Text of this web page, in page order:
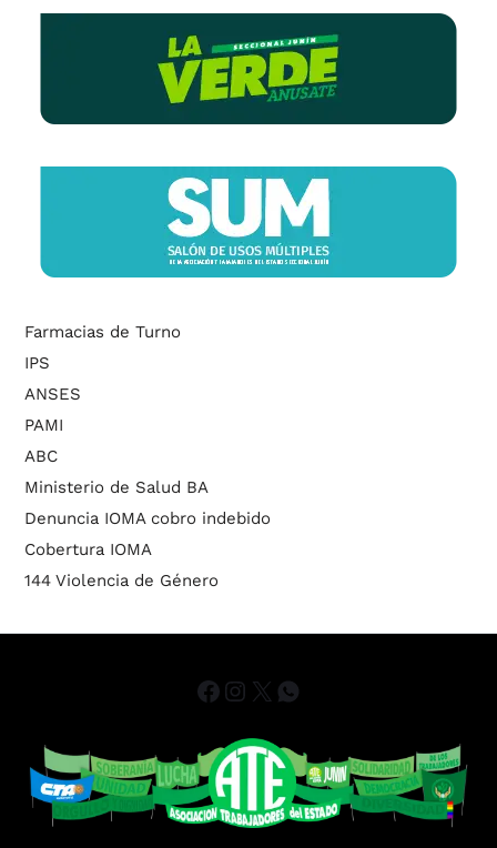
Farmacias de Turno
IPS
ANSES
PAMI
ABC
Ministerio de Salud BA
Denuncia IOMA cobro indebido
Cobertura IOMA
144 Violencia de Género